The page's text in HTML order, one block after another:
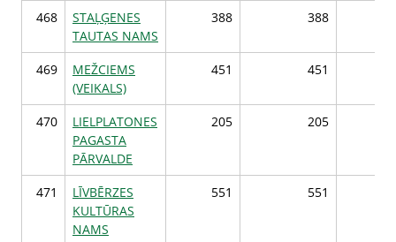
468
STAĻĢENES
TAUTAS NAMS
388 388
469
MEŽCIEMS
(VEIKALS)
451 451
470
LIELPLATONES
PAGASTA
PĀRVALDE
205 205
471
LĪVBĒRZES
KULTŪRAS
NAMS
551 551